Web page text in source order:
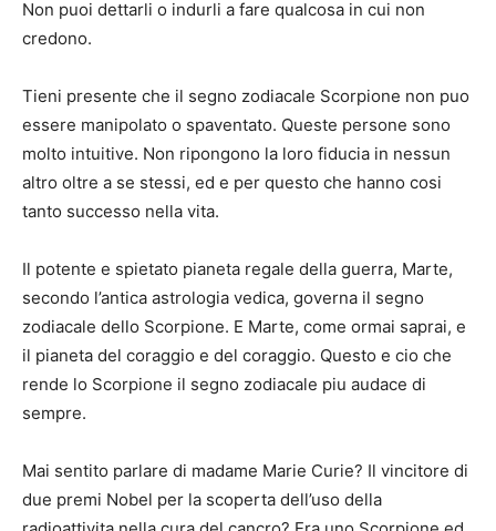
Non puoi dettarli o indurli a fare qualcosa in cui non
credono.
Tieni presente che il segno zodiacale Scorpione non puo
essere manipolato o spaventato. Queste persone sono
molto intuitive. Non ripongono la loro fiducia in nessun
altro oltre a se stessi, ed e per questo che hanno cosi
tanto successo nella vita.
Il potente e spietato pianeta regale della guerra, Marte,
secondo l’antica astrologia vedica, governa il segno
zodiacale dello Scorpione. E Marte, come ormai saprai, e
il pianeta del coraggio e del coraggio. Questo e cio che
rende lo Scorpione il segno zodiacale piu audace di
sempre.
Mai sentito parlare di madame Marie Curie? Il vincitore di
due premi Nobel per la scoperta dell’uso della